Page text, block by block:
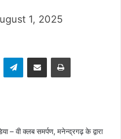
1, 2025
TelegramShare via Email Print
वी क्लब समर्पण, मनेन्द्रगढ़ के द्वारा